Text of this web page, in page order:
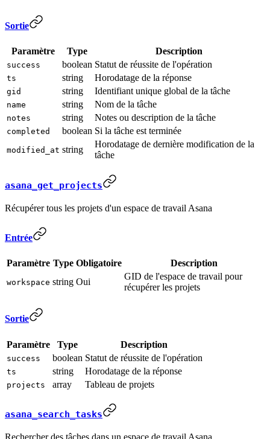
Sortie
Paramètre Type Description
success boolean Statut de réussite de l'opération
ts string Horodatage de la réponse
gid string Identifiant unique global de la tâche
name string Nom de la tâche
notes string Notes ou description de la tâche
completed boolean Si la tâche est terminée
modified_at string
Horodatage de dernière modification de la
tâche
asana_get_projects
Récupérer tous les projets d'un espace de travail Asana
Entrée
Paramètre Type Obligatoire Description
workspace string Oui
GID de l'espace de travail pour
récupérer les projets
Sortie
Paramètre Type Description
success boolean Statut de réussite de l'opération
ts string Horodatage de la réponse
projects array Tableau de projets
asana_search_tasks